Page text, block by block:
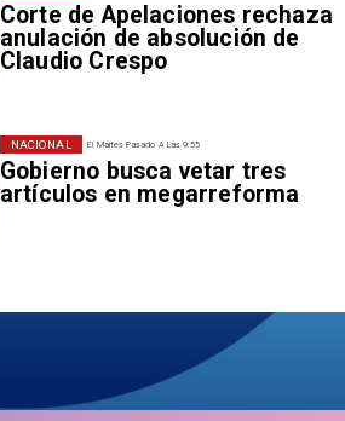
Corte de Apelaciones rechaza
anulación de absolución de
Claudio Crespo
El Martes Pasado A Las 9:55
Gobierno busca vetar tres
artículos en megarreforma
NACIONAL